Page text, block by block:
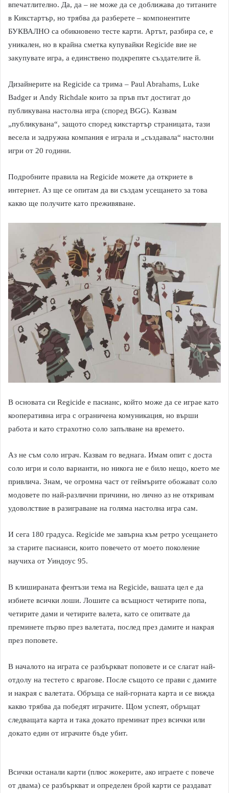
a
i
l
впечатлително. Да, да – не може да се доближава до титаните
в Кикстартър, но трябва да разберете – компонентите
БУКВАЛНО са обикновено тесте карти. Артът, разбира се, е
уникален, но в крайна сметка купувайки Regicide вие не
закупувате игра, а единствено подкрепяте създателите й.
Дизайнерите на Regicide са трима – Paul Abrahams, Luke
Badger и Andy Richdalе които за пръв път достигат до
публикувана настолна игра (според BGG). Казвам
„публикувана“, защото според кикстартър страницата, тази
весела и задружна компания е играла и „създавала“ настолни
игри от 20 години.
Подробните правила на Regicide можете да откриете в
интернет. Аз ще се опитам да ви създам усещането за това
какво ще получите като преживяване.
В основата си Regicide e пасианс, който може да се играе като
кооперативна игра с ограничена комуникация, но върши
работа и като страхотно соло запълване на времето.
Аз не съм соло играч. Казвам го веднага. Имам опит с доста
соло игри и соло варианти, но никога не е било нещо, което ме
привлича. Знам, че огромна част от геймърите обожават соло
модовете по най-различни причини, но лично аз не откривам
удоволствие в разиграване на голяма настолна игра сам.
И сега 180 градуса. Regicide ме завърна към ретро усещането
за старите пасианси, които повечето от моето поколение
научиха от Уиндоус 95.
В клишираната фентъзи тема на Regicide, вашата цел е да
избиете всички лоши. Лошите са всъщност четирите попа,
четирите дами и четирите валета, като се опитвате да
преминете първо през валетата, послед през дамите и накрая
през поповете.
В началото на играта се разбъркват поповете и се слагат най-
отдолу на тестето с врагове. После същото се прави с дамите
и накрая с валетата. Обръща се най-горната карта и се вижда
какво трябва да победят играчите. Щом успеят, обръщат
следващата карта и така докато преминат през всички или
докато един от играчите бъде убит.
Всички останали карти (плюс жокерите, ако играете с повече
от двама) се разбъркват и определен брой карти се раздават